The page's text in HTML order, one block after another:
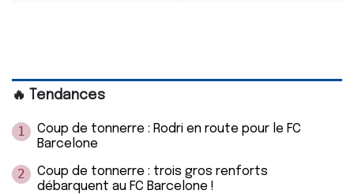
🔥 Tendances
1
Coup de tonnerre : Rodri en route pour le FC
Barcelone
2
Coup de tonnerre : trois gros renforts
débarquent au FC Barcelone !